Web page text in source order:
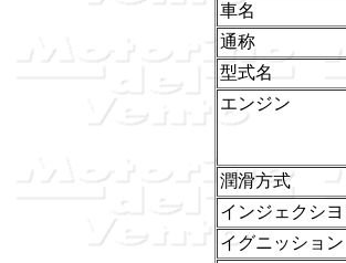
車名
通称
型式名
エンジン
潤滑方式
インジェクシ
イグニッション